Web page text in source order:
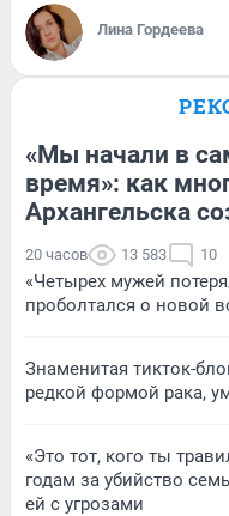
Лина Гордеева
«Мы начали в
время»: как
Архангельска
20 часов 13 583 10
«Четырех мужей
проболтался о новой
Знаменитая тикток-
редкой формой рака,
«Это тот, кого ты
годам за убийство
ей с угрозами